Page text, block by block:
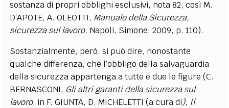
sostanza di propri obblighi esclusivi, nota 82, così M.
D’APOTE, A. OLEOTTI, Manuale della Sicurezza,
sicurezza sul lavoro, Napoli, Simone, 2009, p. 110).
Sostanzialmente, però, si può dire, nonostante
qualche differenza, che l’obbligo della salvaguardia
della sicurezza appartenga a tutte e due le figure (C.
BERNASCONI, Gli altri garanti della sicurezza sul
lavoro, in F. GIUNTA, D. MICHELETTI (a cura di), Il